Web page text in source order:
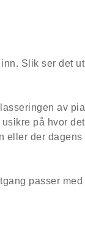
Slik ser det
av
på hvor
eller der dagens
passer